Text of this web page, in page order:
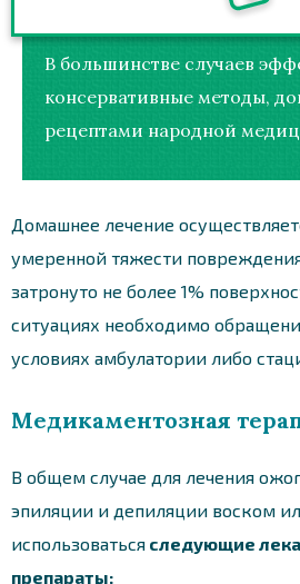
В большинстве случаев
консервативные методы,
рецептами народной
Домашнее лечение
умеренной тяжести
затронуто не более 1%
ситуациях необходимо
условиях амбулатории либо
Медикаментозная
В общем случае для лечения
эпиляции и депиляции воском
использоваться следующие
препараты: